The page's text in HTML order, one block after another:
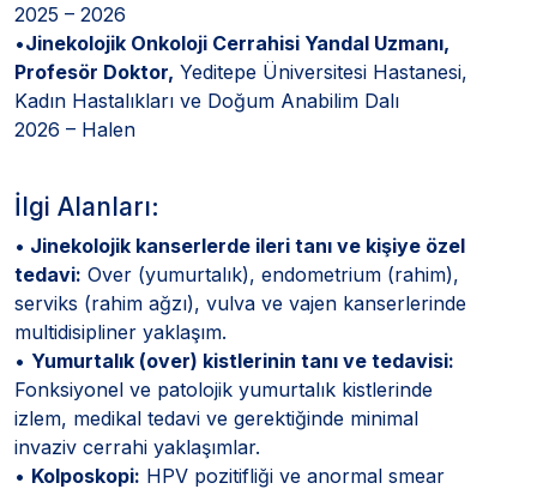
2025 – 2026
•Jinekolojik Onkoloji Cerrahisi Yandal Uzmanı,
Profesör Doktor, Yeditepe Üniversitesi Hastanesi,
Kadın Hastalıkları ve Doğum Anabilim Dalı
2026 – Halen
İlgi Alanları:
• Jinekolojik kanserlerde ileri tanı ve kişiye özel
tedavi: Over (yumurtalık), endometrium (rahim),
serviks (rahim ağzı), vulva ve vajen kanserlerinde
multidisipliner yaklaşım.
• Yumurtalık (over) kistlerinin tanı ve tedavisi:
Fonksiyonel ve patolojik yumurtalık kistlerinde
izlem, medikal tedavi ve gerektiğinde minimal
invaziv cerrahi yaklaşımlar.
• Kolposkopi: HPV pozitifliği ve anormal smear